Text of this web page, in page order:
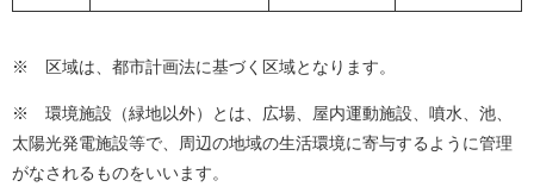
※ 区域は、都市計画法に基づく区域となります。
※ 環境施設（緑地以外）とは、広場、屋内運動施設、噴水、池、
太陽光発電施設等で、周辺の地域の生活環境に寄与するように管理
がなされるものをいいます。